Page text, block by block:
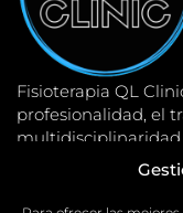
Fisioterapia QL
profesionalidad, el
multidisciplinaridad